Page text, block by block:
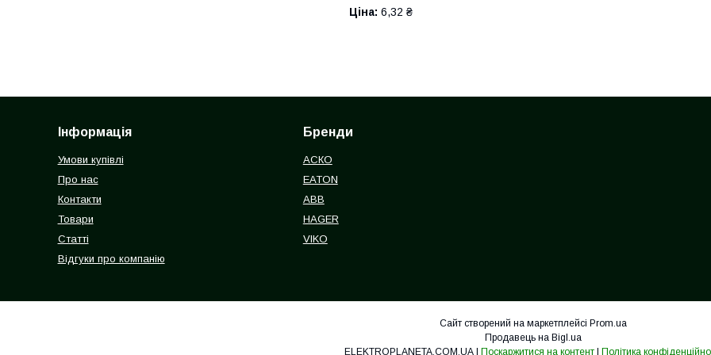
Ціна: 6,32 ₴
Інформація
Умови купівлі
Про нас
Контакти
Товари
Статті
Відгуки про компанію
Бренди
АСКО
EATON
ABB
HAGER
VIKO
Сайт створений на маркетплейсі Prom.ua
Продавець на Bigl.ua
ELEKTROPLANETA.COM.UA | Поскаржитися на контент | Політика